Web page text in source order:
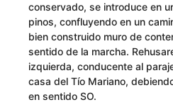
conservado, se introduce en
pinos, confluyendo en un
bien construido muro de
sentido de la marcha.
izquierda, conducente al
casa del Tío Mariano,
en sentido SO.